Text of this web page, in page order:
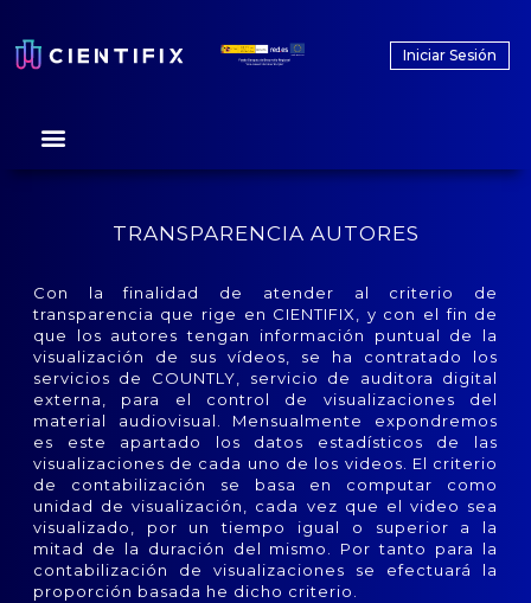
Iniciar Sesión
TRANSPARENCIA AUTORES
Con la finalidad de atender al criterio de
transparencia que rige en CIENTIFIX, y con el fin de
que los autores tengan información puntual de la
visualización de sus vídeos, se ha contratado los
servicios de COUNTLY, servicio de auditora digital
externa, para el control de visualizaciones del
material audiovisual. Mensualmente expondremos
es este apartado los datos estadísticos de las
visualizaciones de cada uno de los videos. El criterio
de contabilización se basa en computar como
unidad de visualización, cada vez que el video sea
visualizado, por un tiempo igual o superior a la
mitad de la duración del mismo. Por tanto para la
contabilización de visualizaciones se efectuará la
proporción basada he dicho criterio.